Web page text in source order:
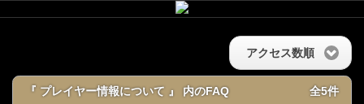
アクセス数順
『 プレイヤー情報について 』 内のFAQ 全5件